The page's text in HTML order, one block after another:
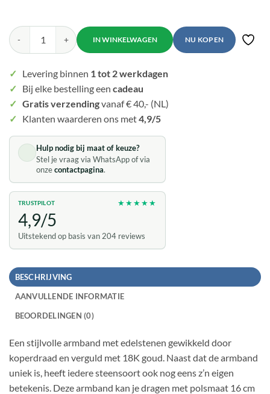
Mei's Everest Rocky Bangle | armband | Edelsteen aantal
NU KOPEN
✓ Levering binnen 1 tot 2 werkdagen
✓ Bij elke bestelling een cadeau
✓ Gratis verzendingvanaf € 40,- (NL)
✓ Klanten waarderen ons met4,9/5
Hulp nodig bij maat of keuze?
Stel je vraag via WhatsApp of via
onzecontactpagina.
TRUSTPILOT ★★★★★
4,9/5
Uitstekend op basis van 204 reviews
BESCHRIJVING
AANVULLENDE INFORMATIE
BEOORDELINGEN (0)
Een stijlvolle armband met edelstenen gewikkeld door
koperdraad en verguld met 18K goud. Naast dat de armband
uniek is, heeft iedere steensoort ook nog eens z’n eigen
betekenis. Deze armband kan je dragen met polsmaat 16 cm